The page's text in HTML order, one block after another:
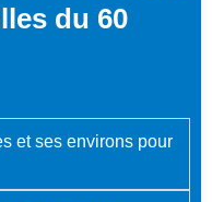
du 60
et ses environs pour